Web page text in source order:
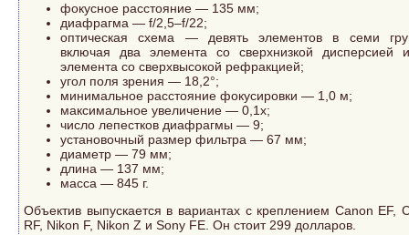
фокусное расстояние — 135 мм;
диафрагма — f/2,5–f/22;
оптическая схема — девять элементов в семи
включая два элемента со сверхнизкой дисперсией
элемента со сверхвысокой рефракцией;
угол поля зрения — 18,2°;
минимальное расстояние фокусировки — 1,0 м;
максимальное увеличение — 0,1x;
число лепестков диафрагмы — 9;
установочный размер фильтра — 67 мм;
диаметр — 79 мм;
длина — 137 мм;
масса — 845 г.
Объектив выпускается в вариантах с креплением Canon EF,
RF, Nikon F, Nikon Z и Sony FE. Он стоит 299 долларов.